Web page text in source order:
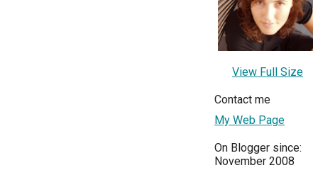
View Full Size
Contact me
My Web Page
On Blogger since:
November 2008